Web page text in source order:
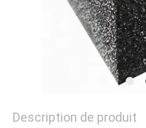
Description de produit